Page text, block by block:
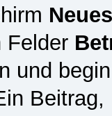
Felder
und